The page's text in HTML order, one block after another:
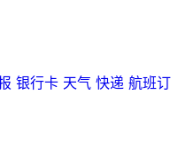
银行卡 天气 快递 航班订